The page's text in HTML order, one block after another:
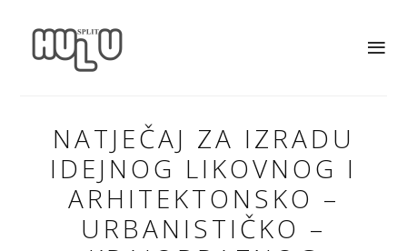
NATJEČAJ ZA IZRADU
IDEJNOG LIKOVNOG I
ARHITEKTONSKO –
URBANISTIČKO –